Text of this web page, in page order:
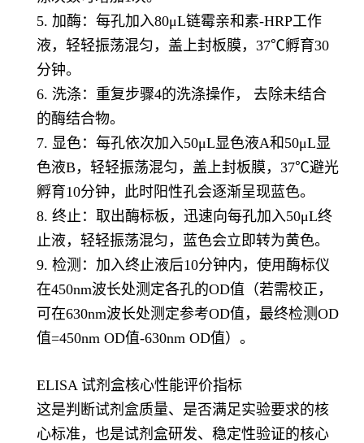
5. 加酶：每孔加入80μL链霉亲和素-HRP工作
液，轻轻振荡混匀，盖上封板膜，37℃孵育30
分钟。
6. 洗涤：重复步骤4的洗涤操作， 去除未结合
的酶结合物。
7. 显色：每孔依次加入50μL显色液A和50μL显
色液B，轻轻振荡混匀，盖上封板膜，37℃避光
孵育10分钟，此时阳性孔会逐渐呈现蓝色。
8. 终止：取出酶标板，迅速向每孔加入50μL终
止液，轻轻振荡混匀，蓝色会立即转为黄色。
9. 检测：加入终止液后10分钟内，使用酶标仪
在450nm波长处测定各孔的OD值（若需校正，
可在630nm波长处测定参考OD值，最终检测OD
值=450nm OD值-630nm OD值）。
ELISA 试剂盒核心性能评价指标
这是判断试剂盒质量、是否满足实验要求的核
心标准，也是试剂盒研发、稳定性验证的核心